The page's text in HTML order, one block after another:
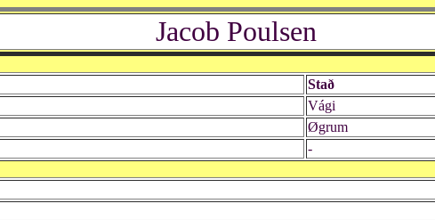
Jacob Poulsen
Stað
Vági
Øgrum
-